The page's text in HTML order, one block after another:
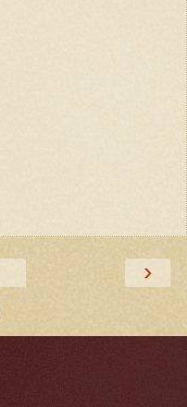
›